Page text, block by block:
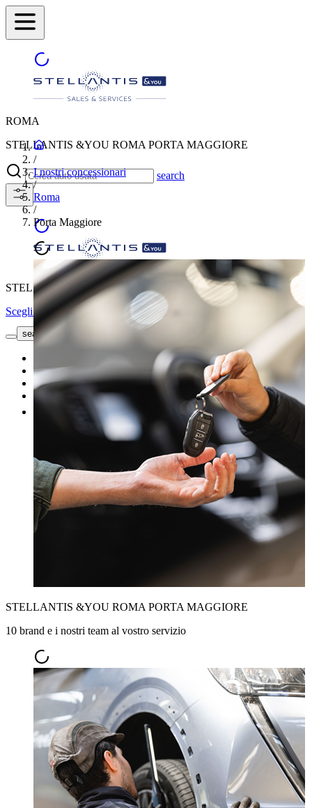
ROMA
STELLANTIS &YOU ROMA PORTA MAGGIORE
search
STELLANTIS &YOU ROMA PORTA MAGGIORE
Scegli un'altra città
search button - icon
Officina
Vendi un'auto
/
I nostri concessionari
/
Roma
/
Porta Maggiore
STELLANTIS &YOU ROMA PORTA MAGGIORE
10 brand e i nostri team al vostro servizio